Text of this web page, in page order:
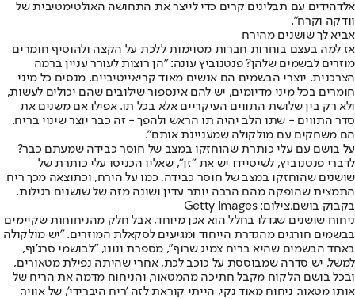
אלדהידים עם תבלינים קרים כדי לייצר את התחושה האולטימטיבית של
וודקה וקרח".
אביא לך שושנים מהירח
אז למה בעצם בוחרות חברות מסוימות ללכת על הקצה ולהוסיף חומרים
מוזרים לבשמים שלהן? פנטנוביץ עונה: "הן רוצות לעורר עניין ברמה
הצרכנית. יוצרי הבשמים הם אנשים מאוד קריאייטיביים, מנסים כל מיני
חומרים בכל מיני מדיומים, יש להם אינספור שילובים שהם יכולים לעשות,
ולא רק בין שלושת התווים העיקריים אלא בכל תו. אפילו אם משנים את
סדר התווים - שתו הלב יהיה תו הראש ולהפך - זה כבר יוצר שינוי בריח.
הם משחקים עם מולקולה שמעניינת אותם".
על בושם עם עלי כותרת שהוחזקו במצב של חוסר כבידה שמעתם כבר?
לדברי פנטנוביץ, לשיסיידו יש את "זן", שאליו הכניסו עלי כותרת של
שושנים שהוחזקו במצב של חוסר כבידה, כמו על הירח, וכתוצאה מכך ריח
התמצית שהופקה מהם הרבה יותר עדין ושונה מזה של שושנים רגילות.
בקבוק בושם,צילום: Getty Images
ניחוח שושנים שגדלו בחלל הוא אכן מיוחד, אבל חלק מהניחוחות שקיימים
בבשמים חורגים מהגדרת הייחוד ומגיעים לסקאלת המוזרים. "יש מולקולה
באחד הבשמים שהיא בריח צמיג שרוף", מספרת ונונו, "לבושמי סרג'וף,
למשל, יש סדרה שמבוססת על כוכב לכת, אחרי שהיתה נפילת מטאורים,
ובכל בושם הלקוח מקבל חתיכה מהמטאור, והניחוח מדמה את הריח של
אותו מטאור. ניחוח מאוד נקי, הייתי קוראת לזה 'ריח היברידי', של אוויר,